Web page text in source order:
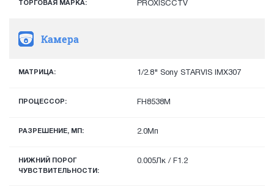
ТОРГОВАЯ МАРКА: PROXISCCTV
Камера
МАТРИЦА: 1/2.8" Sony STARVIS IMX307
ПРОЦЕССОР: FH8538M
РАЗРЕШЕНИЕ, МП: 2.0Мп
НИЖНИЙ ПОРОГ
ЧУВСТВИТЕЛЬНОСТИ:
0.005Лк / F1.2